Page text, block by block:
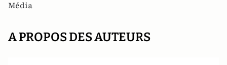
Média
A PROPOS DES AUTEURS